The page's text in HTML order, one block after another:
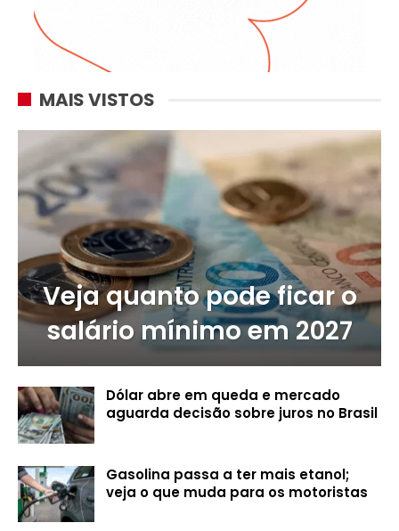
MAIS VISTOS
Veja quanto pode ficar o
salário mínimo em 2027
Dólar abre em queda e mercado
aguarda decisão sobre juros no Brasil
Gasolina passa a ter mais etanol;
veja o que muda para os motoristas